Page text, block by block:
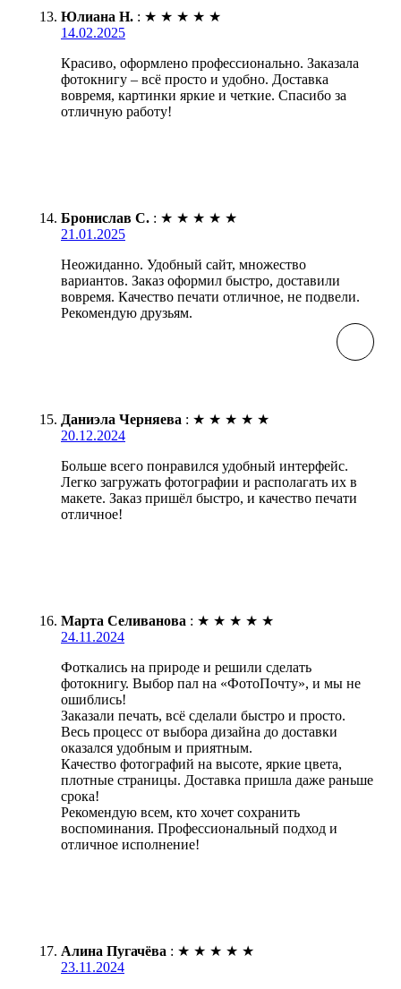
Юлиана Н. : ★ ★ ★ ★ ★
14.02.2025
Красиво, оформлено профессионально. Заказала
фотокнигу – всё просто и удобно. Доставка
вовремя, картинки яркие и четкие. Спасибо за
отличную работу!
Бронислав С. : ★ ★ ★ ★ ★
21.01.2025
Неожиданно. Удобный сайт, множество
вариантов. Заказ оформил быстро, доставили
вовремя. Качество печати отличное, не подвели.
Рекомендую друзьям.
Даниэла Черняева : ★ ★ ★ ★ ★
20.12.2024
Больше всего понравился удобный интерфейс.
Легко загружать фотографии и располагать их в
макете. Заказ пришёл быстро, и качество печати
отличное!
Марта Селиванова : ★ ★ ★ ★ ★
24.11.2024
Фоткались на природе и решили сделать
фотокнигу. Выбор пал на «ФотоПочту», и мы не
ошиблись!
Заказали печать, всё сделали быстро и просто.
Весь процесс от выбора дизайна до доставки
оказался удобным и приятным.
Качество фотографий на высоте, яркие цвета,
плотные страницы. Доставка пришла даже раньше
срока!
Рекомендую всем, кто хочет сохранить
воспоминания. Профессиональный подход и
отличное исполнение!
Алина Пугачёва : ★ ★ ★ ★ ★
23.11.2024